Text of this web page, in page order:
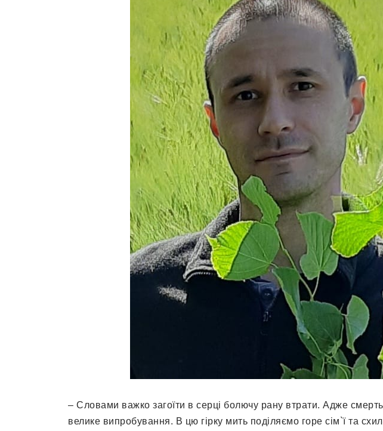
– Словами важко загоїти в серці болючу рану втрати. Адже
велике випробування. В цю гірку мить поділяємо горе сім`ї та